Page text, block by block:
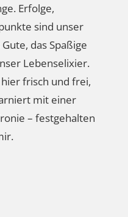
Erfolge,
sind unser
das Spaßige
Lebenselixier.
frisch und frei,
mit einer
– festgehalten